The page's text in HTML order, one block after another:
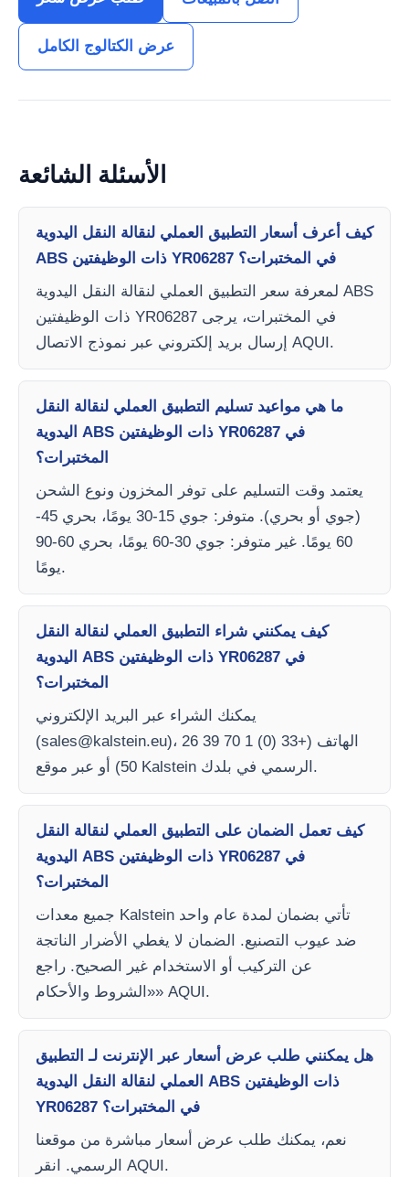
عرض الكتالوج الكامل
الأسئلة الشائعة
كيف أعرف أسعار التطبيق العملي لنقالة النقل اليدوية
ABS ذات الوظيفتين YR06287 في المختبرات؟
لمعرفة سعر التطبيق العملي لنقالة النقل اليدوية ABS
ذات الوظيفتين YR06287 في المختبرات، يرجى
إرسال بريد إلكتروني عبر نموذج الاتصال AQUI.
ما هي مواعيد تسليم التطبيق العملي لنقالة النقل
اليدوية ABS ذات الوظيفتين YR06287 في
المختبرات؟
يعتمد وقت التسليم على توفر المخزون ونوع الشحن
(جوي أو بحري). متوفر: جوي 15-30 يومًا، بحري 45-
60 يومًا. غير متوفر: جوي 30-60 يومًا، بحري 60-90
يومًا.
كيف يمكنني شراء التطبيق العملي لنقالة النقل
اليدوية ABS ذات الوظيفتين YR06287 في
المختبرات؟
يمكنك الشراء عبر البريد الإلكتروني
(sales@kalstein.eu)، الهاتف (+33 (0) 1 70 39 26
50) أو عبر موقع Kalstein الرسمي في بلدك.
كيف تعمل الضمان على التطبيق العملي لنقالة النقل
اليدوية ABS ذات الوظيفتين YR06287 في
المختبرات؟
جميع معدات Kalstein تأتي بضمان لمدة عام واحد
ضد عيوب التصنيع. الضمان لا يغطي الأضرار الناتجة
عن التركيب أو الاستخدام غير الصحيح. راجع
«الشروط والأحكام» AQUI.
هل يمكنني طلب عرض أسعار عبر الإنترنت لـ التطبيق
العملي لنقالة النقل اليدوية ABS ذات الوظيفتين
YR06287 في المختبرات؟
نعم، يمكنك طلب عرض أسعار مباشرة من موقعنا
الرسمي. انقر AQUI.